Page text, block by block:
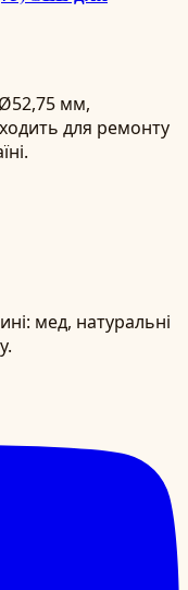
мм,
для ремонту
мед, натуральні